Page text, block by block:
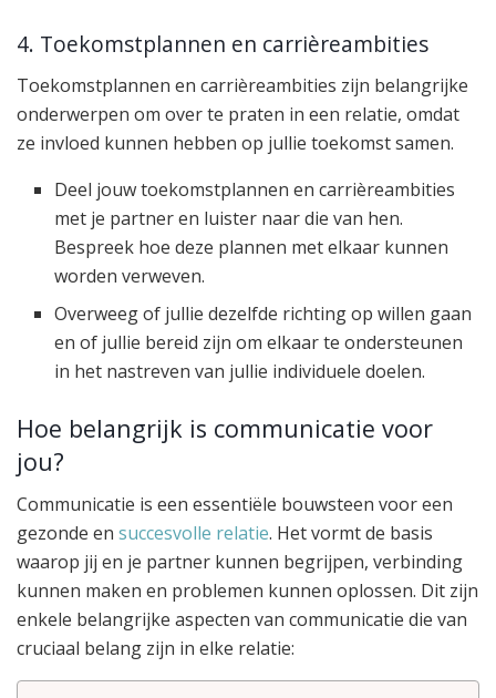
4. Toekomstplannen en carrièreambities
Toekomstplannen en carrièreambities zijn belangrijke
onderwerpen om over te praten in een relatie, omdat
ze invloed kunnen hebben op jullie toekomst samen.
Deel jouw toekomstplannen en carrièreambities
met je partner en luister naar die van hen.
Bespreek hoe deze plannen met elkaar kunnen
worden verweven.
Overweeg of jullie dezelfde richting op willen gaan
en of jullie bereid zijn om elkaar te ondersteunen
in het nastreven van jullie individuele doelen.
Hoe belangrijk is communicatie voor
jou?
Communicatie is een essentiële bouwsteen voor een
gezonde en succesvolle relatie. Het vormt de basis
waarop jij en je partner kunnen begrijpen, verbinding
kunnen maken en problemen kunnen oplossen. Dit zijn
enkele belangrijke aspecten van communicatie die van
cruciaal belang zijn in elke relatie: